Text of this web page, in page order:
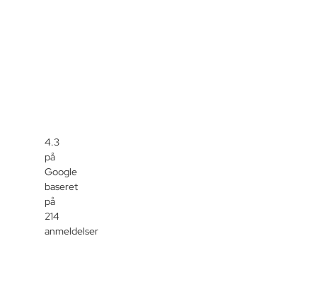
4.3
på
Google
baseret
på
214
anmeldelser